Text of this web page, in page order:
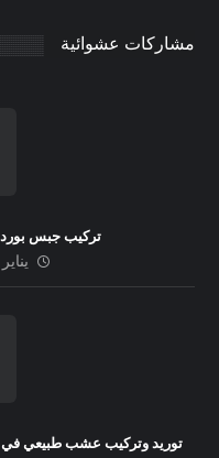
مشاركات عشوائية
تركيب جبس بورد فى
يناير 6, 2025
توريد وتركيب عشب طبيعي